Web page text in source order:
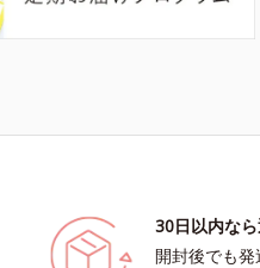
30日以内な
開封後でも